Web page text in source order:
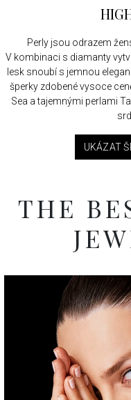
Perly jsou odrazem
V kombinaci s diamanty
lesk snoubí s jemnou
šperky zdobené vysoce
Sea a tajemnými perlami
UKÁZAT
THE